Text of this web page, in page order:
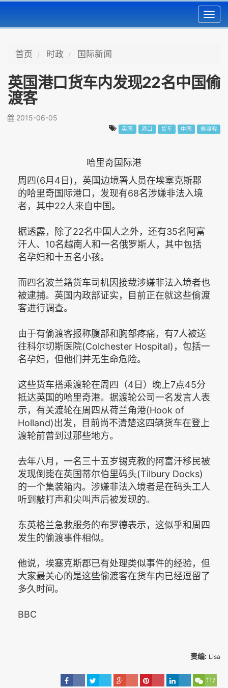
首页 时政 国际新闻
英国港口货车内发现22名中国偷
渡客
2015-06-05
英国 港口 货车 中国 偷渡客
哈里奇国际港
周四(6月4日)，英国边境署人员在埃塞克斯郡
的哈里奇国际港口，发现有68名涉嫌非法入境
者，其中22人来自中国。
据透露，除了22名中国人之外，还有35名阿富
汗人、10名越南人和一名俄罗斯人，其中包括
名孕妇和十五名小孩。
而四名波兰籍货车司机因接载涉嫌非法入境者也
被逮捕。英国内政部证实，目前正在就这些偷渡
客进行调查。
由于有偷渡客报称腹部和胸部疼痛，有7人被送
往科尔切斯医院(Colchester Hospital)，包括一
名孕妇，但他们并无生命危险。
这些货车搭乘渡轮在周四（4日）晚上7点45分
抵达英国的哈里奇港。据渡轮公司一名发言人表
示，有关渡轮在周四从荷兰角港(Hook of
Holland)出发，目前尚不清楚这四辆货车在登上
渡轮前曾到过那些地方。
去年八月，一名三十五岁锡克教的阿富汗移民被
发现倒毙在英国蒂尔伯里码头(Tilbury Docks)
的一个集装箱内。涉嫌非法入境者是在码头工人
听到敲打声和尖叫声后被发现的。
东英格兰急救服务的布罗德表示，这似乎和周四
发生的偷渡事件相似。
他说，埃塞克斯郡已有处理类似事件的经验，但
大家最关心的是这些偷渡客在货车内已经逗留了
多久时间。
BBC
责编: Lisa
117